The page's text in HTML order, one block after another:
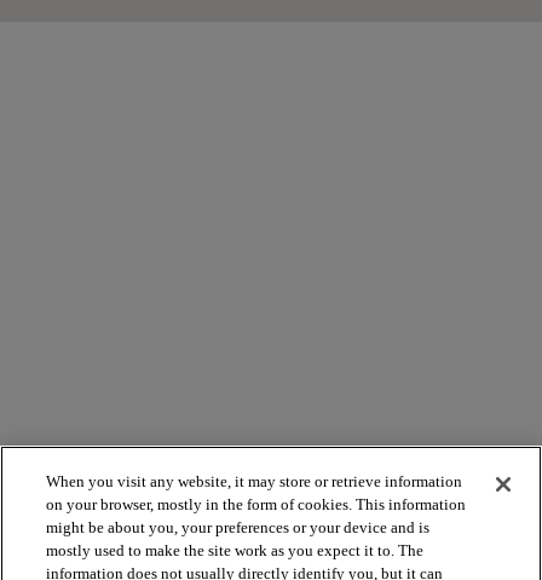
When you visit any website, it may store or retrieve information
on your browser, mostly in the form of cookies. This information
might be about you, your preferences or your device and is
mostly used to make the site work as you expect it to. The
information does not usually directly identify you, but it can